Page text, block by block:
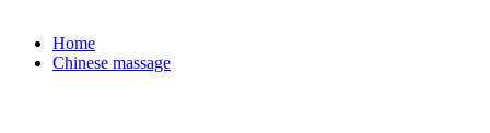
Home
Chinese massage